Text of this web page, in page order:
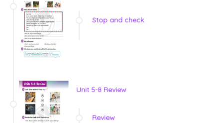
Stop and check
Unit 5-8 Review
Review